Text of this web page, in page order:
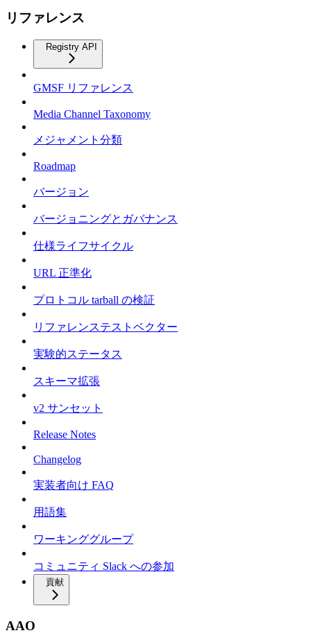
リファレンス
Registry API
GMSF リファレンス
Media Channel Taxonomy
メジャメント分類
Roadmap
バージョン
バージョニングとガバナンス
仕様ライフサイクル
URL 正準化
プロトコル tarball の検証
リファレンステストベクター
実験的ステータス
スキーマ拡張
v2 サンセット
Release Notes
Changelog
実装者向け FAQ
用語集
ワーキンググループ
コミュニティ Slack への参加
貢献
AAO